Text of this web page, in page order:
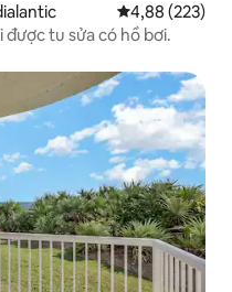
Xếp hạng
4,88 (223)
được tu sửa có hồ bơi.